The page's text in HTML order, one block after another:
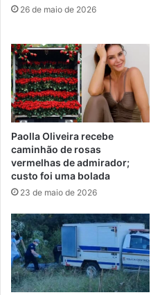
26 de maio de 2026
Paolla Oliveira recebe
caminhão de rosas
vermelhas de admirador;
custo foi uma bolada
23 de maio de 2026